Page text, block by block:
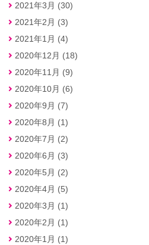
2021年3月 (30)
2021年2月 (3)
2021年1月 (4)
2020年12月 (18)
2020年11月 (9)
2020年10月 (6)
2020年9月 (7)
2020年8月 (1)
2020年7月 (2)
2020年6月 (3)
2020年5月 (2)
2020年4月 (5)
2020年3月 (1)
2020年2月 (1)
2020年1月 (1)